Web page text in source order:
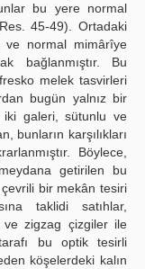
bu yere normal
45-49). Ortadaki
ve normal mimârîye
bağlanmıştır. Bu
melek tasvirleri
bugün yalnız bir
iki galeri, sütunlu ve
bunların karşılıkları
Böylece,
getirilen bu
bir mekân tesiri
taklidi satıhlar,
ve zigzag çizgiler ile
bu optik tesirli
köşelerdeki kalın